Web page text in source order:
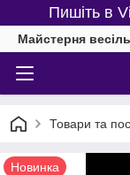
Пишіть в
Майстерня
Товари та
Новинка